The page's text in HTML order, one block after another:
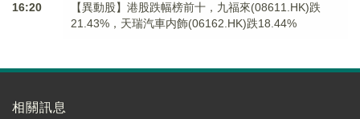
16:20
【異動股】港股跌幅榜前十，九福來(08611.HK)跌
21.43%，天瑞汽車内飾(06162.HK)跌18.44%
相關訊息